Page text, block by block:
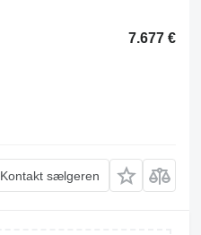
7.677 €
Kontakt sælgeren